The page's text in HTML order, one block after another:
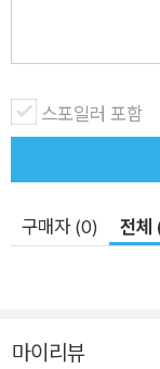
플러그인 개발에 익
있다. 이클립스에 대
에이콘출판사에서 출
클립스 4 플러그인
임워크에 연결'에서
임워크에 콘텐츠를
(Package
장 저장소를 사용
용한 애플리케이션
비스(Declarative
스포일러 포함
구매자 (0) 전체
마이리뷰